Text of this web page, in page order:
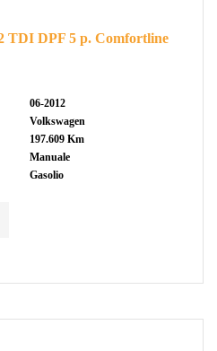
TDI DPF 5 p. Comfortline
06-2012
Volkswagen
197.609 Km
Manuale
Gasolio